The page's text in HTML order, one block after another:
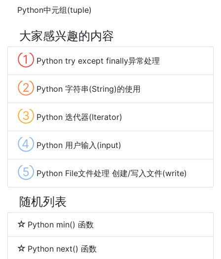
Python中元组(tuple)
大家感兴趣的内容
① Python try except finally异常处理
② Python 字符串(String)的使用
③ Python 迭代器(Iterator)
④ Python 用户输入(input)
⑤ Python File文件处理 创建/写入文件(write)
随机列表
Python min() 函数
Python next() 函数